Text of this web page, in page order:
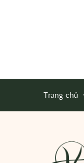
Trang chủ